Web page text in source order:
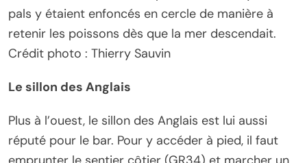
pals y étaient enfoncés en cercle de manière à
retenir les poissons dès que la mer descendait.
Crédit photo : Thierry Sauvin
Le sillon des Anglais
Plus à l’ouest, le sillon des Anglais est lui aussi
réputé pour le bar. Pour y accéder à pied, il faut